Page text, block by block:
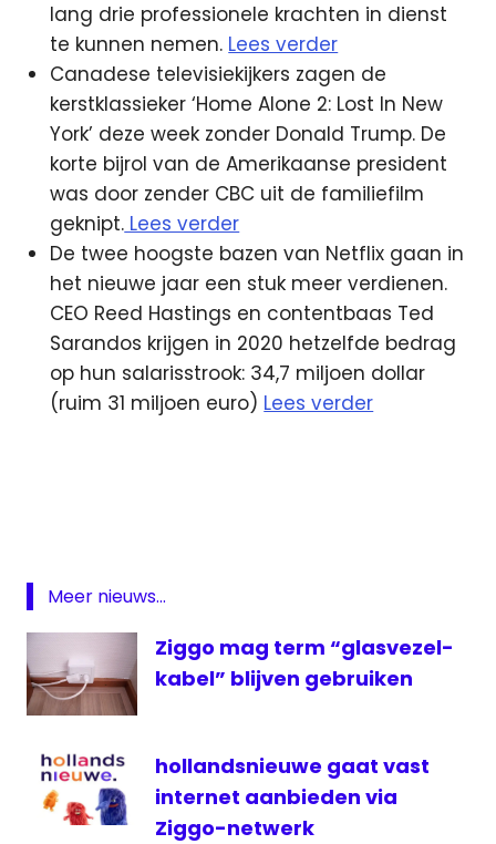
lang drie professionele krachten in dienst
te kunnen nemen. Lees verder
Canadese televisiekijkers zagen de
kerstklassieker ‘Home Alone 2: Lost In New
York’ deze week zonder Donald Trump. De
korte bijrol van de Amerikaanse president
was door zender CBC uit de familiefilm
geknipt. Lees verder
De twee hoogste bazen van Netflix gaan in
het nieuwe jaar een stuk meer verdienen.
CEO Reed Hastings en contentbaas Ted
Sarandos krijgen in 2020 hetzelfde bedrag
op hun salarisstrook: 34,7 miljoen dollar
(ruim 31 miljoen euro) Lees verder
Home
omroep
Netflix
RTL7
VRT
Meer nieuws...
Ziggo mag term “glasvezel-
kabel” blijven gebruiken
hollandsnieuwe gaat vast
internet aanbieden via
Ziggo-netwerk